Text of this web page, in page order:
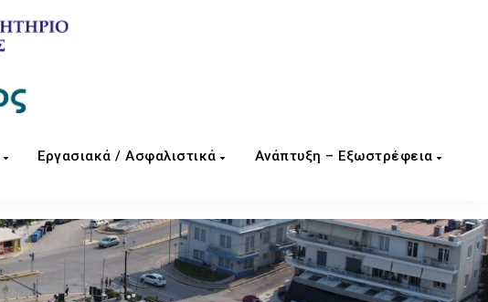
Εργασιακά / Ασφαλιστικά Ανάπτυξη – Εξωστρέφεια